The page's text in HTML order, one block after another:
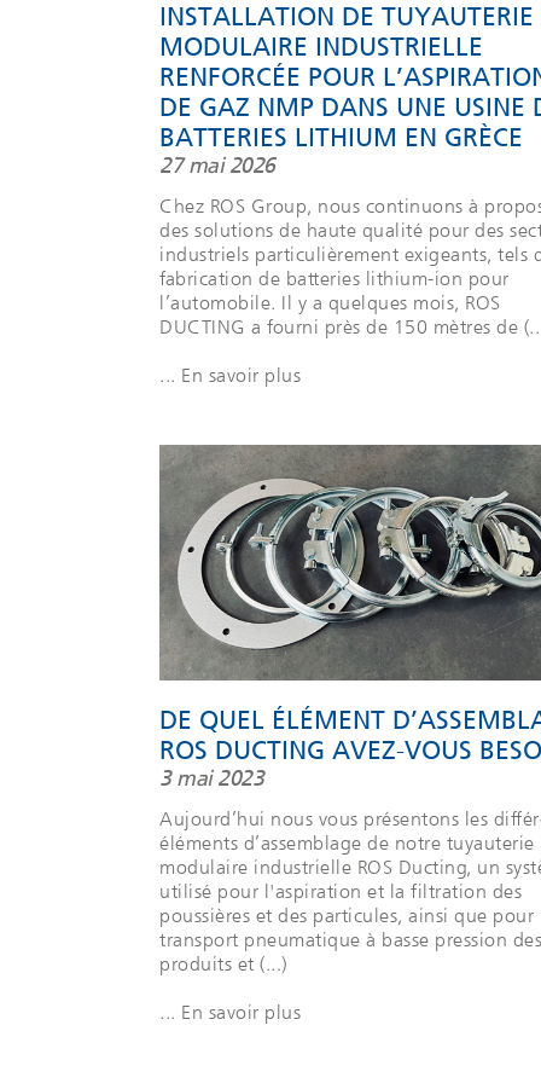
INSTALLATION DE TUYAUTERIE
MODULAIRE INDUSTRIELLE
RENFORCÉE POUR
DE GAZ NMP DANS UNE USINE
BATTERIES LITHIUM EN GRÈCE
27 mai 2026
Chez ROS Group, nous continuons à
des solutions de haute qualité pour des
industriels particulièrement exigeants, tels
fabrication de batteries lithium-ion pour
l’automobile. Il y a quelques mois, ROS
DUCTING a fourni près de 150 mètres de
... En savoir plus
DE QUEL ÉLÉMENT
ROS DUCTING AVEZ-VOUS
3 mai 2023
Aujourd’hui nous vous présentons les
éléments d’assemblage de notre tuyauterie
modulaire industrielle ROS Ducting, un
utilisé pour l'aspiration et la filtration des
poussières et des particules, ainsi que pour
transport pneumatique à basse pression des
produits et (...)
... En savoir plus